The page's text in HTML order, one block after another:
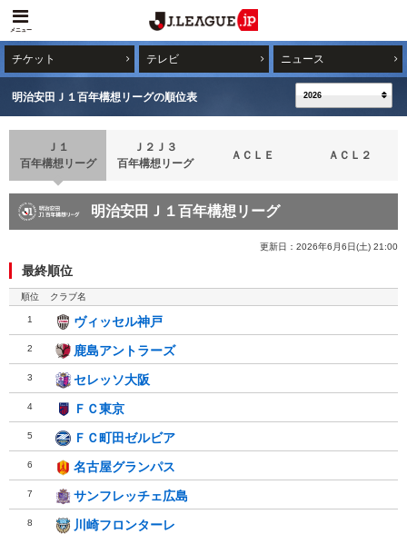
メニュー
チケット テレビ ニュース
明治安田Ｊ１百年構想リーグの順位表
Ｊ１
百年構想リーグ
Ｊ２Ｊ３
百年構想リーグ
ＡＣＬＥ ＡＣＬ２
明治安田Ｊ１百年構想リーグ
明治安田Ｊ１百年構想リーグ
更新日：2026年6月6日(土) 21:00
最終順位
順位 クラブ名
1 ヴィッセル神戸
ヴィッセル神戸
2 鹿島アントラーズ
鹿島アントラーズ
3 セレッソ大阪
セレッソ大阪
4 ＦＣ東京
ＦＣ東京
5 ＦＣ町田ゼルビア
ＦＣ町田ゼルビア
6 名古屋グランパス
名古屋グランパス
7 サンフレッチェ広島
サンフレッチェ広島
8 川崎フロンターレ
川崎フロンターレ